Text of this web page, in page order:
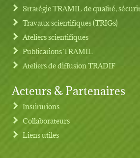
Stratégie TRAMIL de qualité,
Travaux scientifiques (TRIGs)
Ateliers scientifiques
Publications TRAMIL
Ateliers de diffusion TRADIF
Acteurs & Partenaires
Institutions
Collaborateurs
Liens utiles